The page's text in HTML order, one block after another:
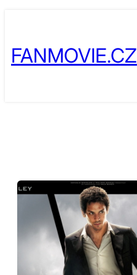
content
FANMOVIE.CZ